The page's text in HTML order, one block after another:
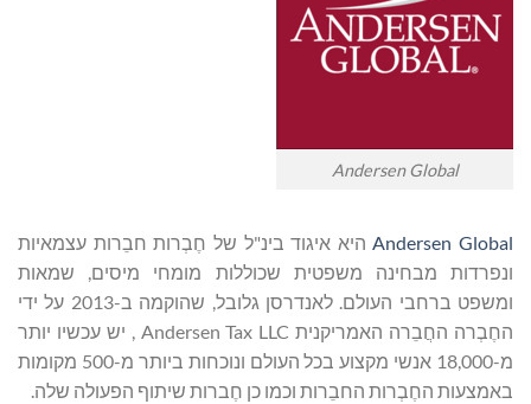
Andersen Global
Andersen Globalהיא איגוד בינ"ל של חֶבְרות חבֵרות עצמאיות
ונפרדות מבחינה משפטית שכוללות מומחי מיסים, שמאות
ומשפט ברחבי העולם. לאנדרסן גלובל, שהוקמה ב-2013 על ידי
החֶבְרה החֲבֵרה האמריקנית Andersen Tax LLC , יש עכשיו יותר
מ-18,000 אנשי מקצוע בכל העולם ונוכחות ביותר מ-500 מקומות
באמצעות החֶבְרות החבֵרות וכמו כן חֶברות שיתוף הפעולה שלה.